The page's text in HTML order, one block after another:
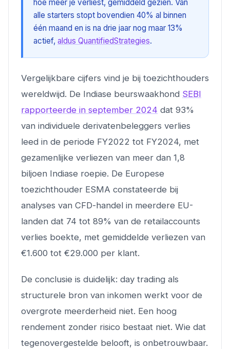
hoe meer je verliest, gemiddeld gezien. Van
alle starters stopt bovendien 40% al binnen
één maand en is na drie jaar nog maar 13%
actief, aldus QuantifiedStrategies.
Vergelijkbare cijfers vind je bij toezichthouders
wereldwijd. De Indiase beurswaakhond SEBI
rapporteerde in september 2024 dat 93%
van individuele derivatenbeleggers verlies
leed in de periode FY2022 tot FY2024, met
gezamenlijke verliezen van meer dan 1,8
biljoen Indiase roepie. De Europese
toezichthouder ESMA constateerde bij
analyses van CFD-handel in meerdere EU-
landen dat 74 tot 89% van de retailaccounts
verlies boekte, met gemiddelde verliezen van
€1.600 tot €29.000 per klant.
De conclusie is duidelijk: day trading als
structurele bron van inkomen werkt voor de
overgrote meerderheid niet. Een hoog
rendement zonder risico bestaat niet. Wie dat
tegenovergestelde belooft, is onbetrouwbaar.